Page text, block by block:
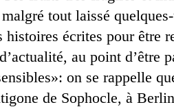
tout laissé
écrites pour être
au point d’être
on se rappelle
de Sophocle, à